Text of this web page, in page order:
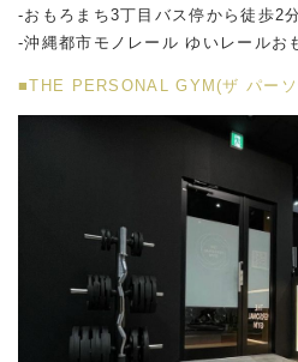
-おもろまち3丁目バス停から徒歩2
-沖縄都市モノレール ゆいレールお
■THE PERSONAL GYM(ザ パー